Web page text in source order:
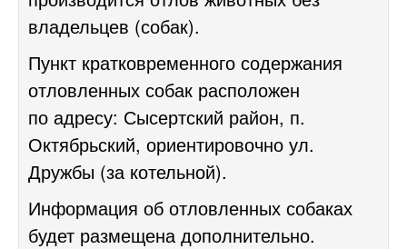
владельцев (собак).
Пункт кратковременного содержания
отловленных собак расположен
по адресу: Сысертский район, п.
Октябрьский, ориентировочно ул.
Дружбы (за котельной).
Информация об отловленных собаках
будет размещена дополнительно.